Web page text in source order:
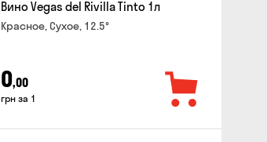
Вино Vegas del Rivilla Tinto 1л
Красное, Сухое, 12.5°
0,00
грн за 1